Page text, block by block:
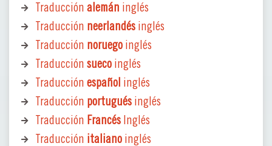
Traducción alemán inglés
Traducción neerlandésinglés
Traducción noruegoinglés
Traducción suecoinglés
Traducción español inglés
Traducción portuguésinglés
Traducción FrancésInglés
Traducción italianoinglés